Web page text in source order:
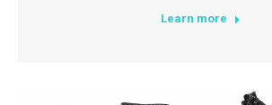
Learn more